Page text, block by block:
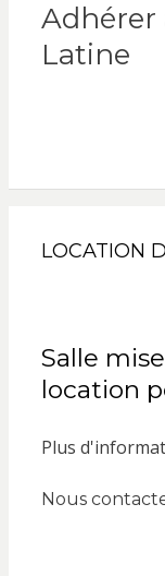
Adhérer
Latine
LOCATION
Salle
location
Plus
Nous